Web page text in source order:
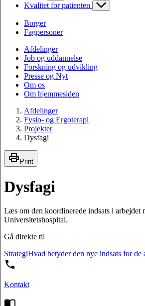
Kvalitet for patienten
Borger
Fagpersoner
Afdelinger
Job og uddannelse
Forskning og udvikling
Presse og Nyt
Om os
Om hjemmesiden
Afdelinger
Fysio- og Ergoterapi
Projekter
Dysfagi
Print
Dysfagi
Læs om den koordinerede indsats i arbejdet
Universitetshospital.
Gå direkte til
StrategiHvad betyder den nye indsats for de
Kontakt